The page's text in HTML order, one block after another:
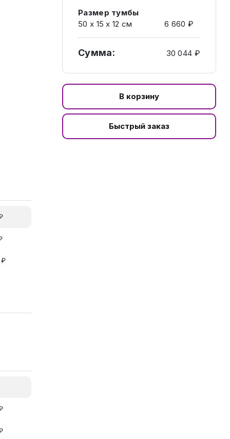
₽
Размер тумбы
50 х 15 х 12 см
6 660 ₽
Сумма: 30 044 ₽
В корзину
Быстрый заказ